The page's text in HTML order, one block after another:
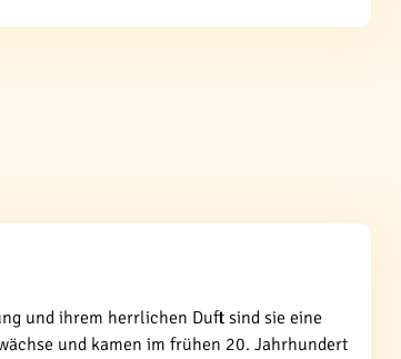
und ihrem herrlichen Duft sind sie eine
und kamen im frühen 20. Jahrhundert